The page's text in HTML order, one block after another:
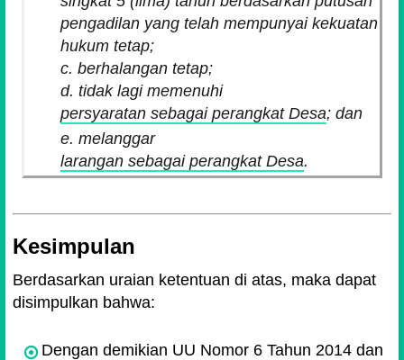
pengadilan yang telah mempunyai kekuatan
hukum tetap;
c. berhalangan tetap;
d. tidak lagi memenuhi
persyaratan sebagai perangkat Desa; dan
e. melanggar
larangan sebagai perangkat Desa.
Kesimpulan
Berdasarkan uraian ketentuan di atas, maka dapat
disimpulkan bahwa:
Dengan demikian UU Nomor 6 Tahun 2014 dan